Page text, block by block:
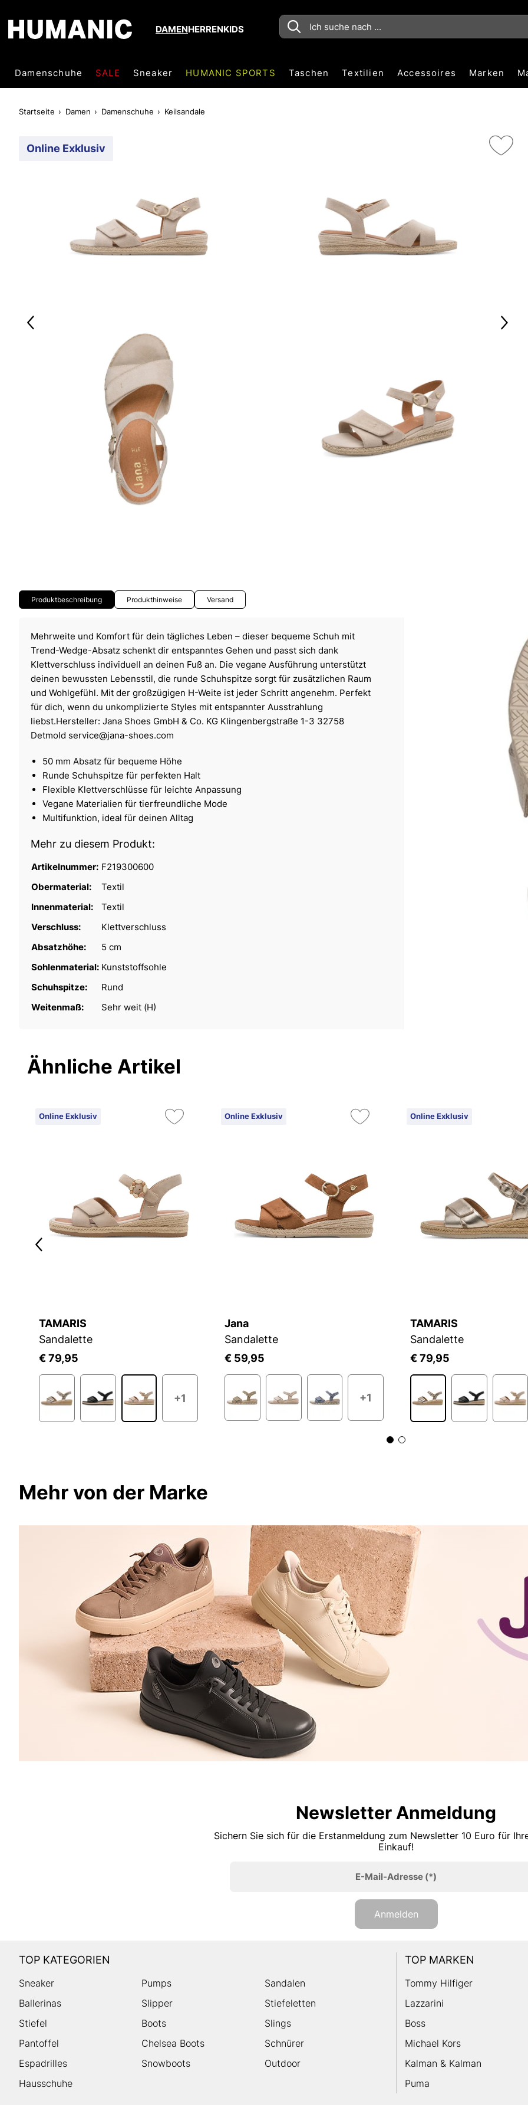
DAMENHERRENKIDS
Damenschuhe SALE Sneaker HUMANIC SPORTS Taschen Textilien Accessoires Marken
Startseite Damen Damenschuhe Keilsandale
Online Exklusiv
Produktbeschreibung Produkthinweise Versand
Mehrweite und Komfort für dein tägliches Leben – dieser bequeme Schuh mit
Trend-Wedge-Absatz schenkt dir entspanntes Gehen und passt sich dank
Klettverschluss individuell an deinen Fuß an. Die vegane Ausführung unterstützt
deinen bewussten Lebensstil, die runde Schuhspitze sorgt für zusätzlichen Raum
und Wohlgefühl. Mit der großzügigen H-Weite ist jeder Schritt angenehm. Perfekt
für dich, wenn du unkomplizierte Styles mit entspannter Ausstrahlung
liebst.Hersteller: Jana Shoes GmbH & Co. KG Klingenbergstraße 1-3 32758
Detmold service@jana-shoes.com
50 mm Absatz für bequeme Höhe
Runde Schuhspitze für perfekten Halt
Flexible Klettverschlüsse für leichte Anpassung
Vegane Materialien für tierfreundliche Mode
Multifunktion, ideal für deinen Alltag
Mehr zu diesem Produkt:
Artikelnummer: F219300600
Obermaterial:
Textil
Innenmaterial:
Textil
Verschluss:
Klettverschluss
Absatzhöhe:
5 cm
Sohlenmaterial: Kunststoffsohle
Schuhspitze:
Rund
Weitenmaß:
Sehr weit (H)
Ähnliche Artikel
Online Exklusiv
TAMARIS
Sandalette
€ 79,95
+1
Online Exklusiv
Jana
Sandalette
€ 59,95
+1
Online Exklusiv
TAMARIS
Sandalette
€ 79,95
Mehr von der Marke
Newsletter Anmeldung
Sichern Sie sich für die Erstanmeldung zum Newsletter 10 Euro für
Einkauf!
E-Mail-Adresse(*)
Anmelden
TOP KATEGORIEN
Sneaker Pumps
Sandalen
Ballerinas
Slipper
Stiefeletten
Stiefel
Boots
Slings
Pantoffel
Chelsea Boots
Schnürer
Espadrilles
Snowboots
Outdoor
Hausschuhe
TOP MARKEN
Tommy Hilfiger
Lazzarini
Boss
Michael Kors
Kalman & Kalman
Puma